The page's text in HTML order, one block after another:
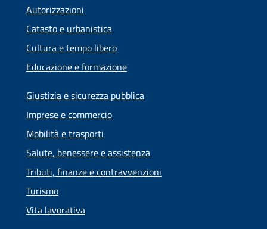
Autorizzazioni
Catasto e urbanistica
Cultura e tempo libero
Educazione e formazione
Giustizia e sicurezza pubblica
Imprese e commercio
Mobilità e trasporti
Salute, benessere e assistenza
Tributi, finanze e contravvenzioni
Turismo
Vita lavorativa